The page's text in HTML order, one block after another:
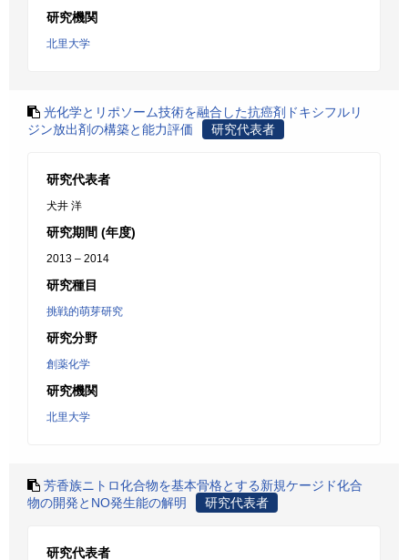
研究機関
北里大学
光化学とリポソーム技術を融合した抗癌剤ドキシフルリ
ジン放出剤の構築と能力評価
研究代表者
研究代表者
犬井 洋
研究期間 (年度)
2013 – 2014
研究種目
挑戦的萌芽研究
研究分野
創薬化学
研究機関
北里大学
芳香族ニトロ化合物を基本骨格とする新規ケージド化合
物の開発とNO発生能の解明
研究代表者
研究代表者